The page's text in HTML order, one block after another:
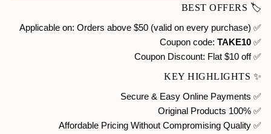
🏷️ BEST OFFERS
✅ Applicable on: Orders above $50 (valid on every purchase)
✅ Coupon code:
TAKE10
✅ Coupon Discount:
Flat $10 off
✨ KEY HIGHLIGHTS
✅ Secure & Easy Online Payments
✅ 100% Original Products
✅ Affordable Pricing Without Compromising Quality